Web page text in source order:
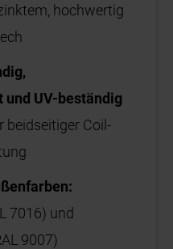
hochwertig
UV-beständig
beidseitiger Coil-
7016) und
9007)